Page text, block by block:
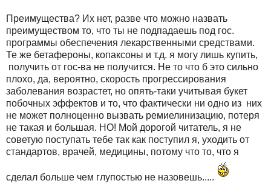
Преимущества? Их нет, разве что можно назвать
преимуществом то, что ты не подпадаешь под гос.
программы обеспечения лекарственными средствами.
Те же бетафероны, копаксоны и т.д. я могу лишь купить,
получить от гос-ва не получится. Не то что б это сильно
плохо, да, вероятно, скорость прогрессирования
заболевания возрастет, но опять-таки учитывая букет
побочных эффектов и то, что фактически ни одно из них
не может полноценно вызвать ремиелинизацию, потеря
не такая и большая. НО! Мой дорогой читатель, я не
советую поступать тебе так как поступил я, уходить от
стандартов, врачей, медицины, потому что то, что я
сделал больше чем глупостью не назовешь.....